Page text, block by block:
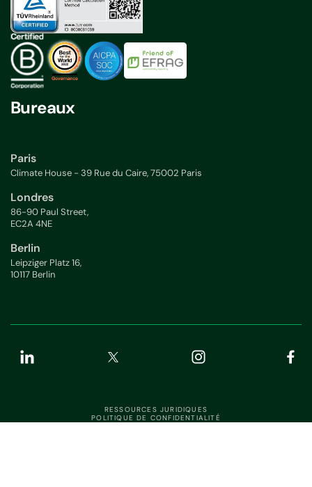
Bureaux
Paris
Climate House - 39 Rue du Caire, 75002 Paris
Londres
86-90 Paul Street,
EC2A 4NE
Berlin
Leipziger Platz 16,
10117 Berlin
RESSOURCES JURIDIQUES
POLITIQUE DE CONFIDENTIALITÉ